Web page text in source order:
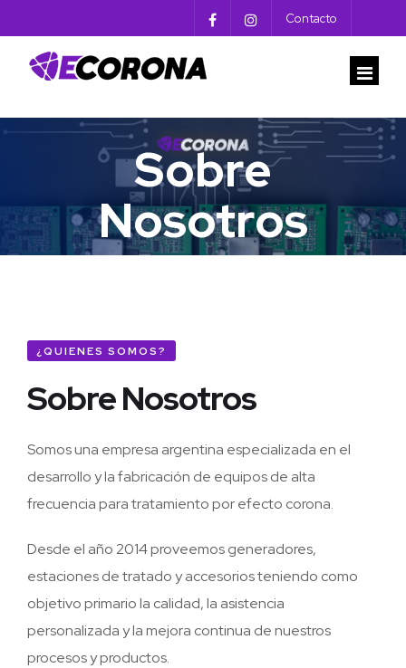
Contacto
PREGUNTAS FRECUENTES
CONTACTO
Sobre
Nosotros
¿QUIENES SOMOS?
Sobre Nosotros
Somos una empresa argentina especializada en el
desarrollo y la fabricación de equipos de alta
frecuencia para tratamiento por efecto corona.
Desde el año 2014 proveemos generadores,
estaciones de tratado y accesorios teniendo como
objetivo primario la calidad, la asistencia
personalizada y la mejora continua de nuestros
procesos y productos.